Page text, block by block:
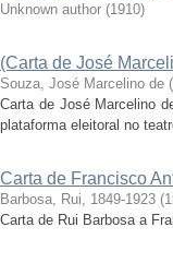
Unknown author (1910)
(Carta de José
Souza, José Marcelino de (
Carta de José Marcelino
plataforma eleitoral no
Carta de Francisco
Barbosa, Rui, 1849-1923 (
Carta de Rui Barbosa a